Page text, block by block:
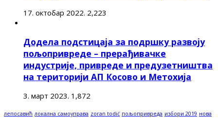
17. октобар 2022. 2,223
Додела подстицаја за подршку развоју
пољопривреде – прерађивачке
индустрије, привреде и предузетништва
на територији АП Косово и Метохија
3. март 2023. 1,872
лепосавић локална самоуправа zoran todić пољопривреда избори 2019 нова